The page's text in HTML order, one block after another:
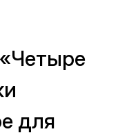
для